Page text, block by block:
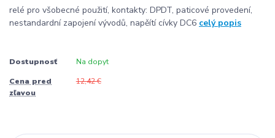
relé pro všobecné použití, kontakty: DPDT, paticové provedení,
nestandardní zapojení vývodů, napěítí cívky DC6 celý popis
Dostupnosť Na dopyt
Cena pred
zľavou
12,42 €